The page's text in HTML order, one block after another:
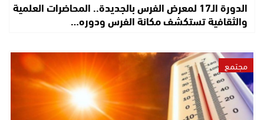
الدورة الـ17 لمعرض الفرس بالجديدة.. المحاضرات العلمية
والثقافية تستكشف مكانة الفرس ودوره…
مجتمع